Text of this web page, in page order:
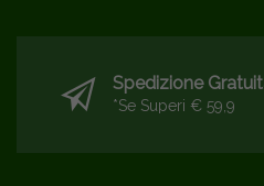
Spedizione
*se Superi € 59,9